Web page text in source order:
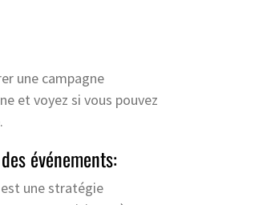
une campagne
et voyez si vous pouvez
événements:
une stratégie